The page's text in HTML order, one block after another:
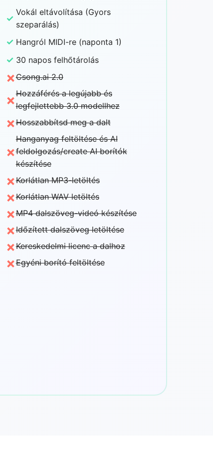
✓
Vokál eltávolítása (Gyors
szeparálás)
✓ Hangról MIDI-re (naponta 1)
✓ 30 napos felhőtárolás
×Csong.ai 2.0
×Hozzáférés a legújabb és
legfejlettebb 3.0 modellhez
×Hosszabbítsd meg a dalt
×
Hanganyag feltöltése és AI
feldolgozás/create AI borítók
készítése
×Korlátlan MP3-letöltés
×Korlátlan WAV letöltés
×MP4 dalszöveg-videó készítése
×Időzített dalszöveg letöltése
×Kereskedelmi licenc a dalhoz
×Egyéni borító feltöltése